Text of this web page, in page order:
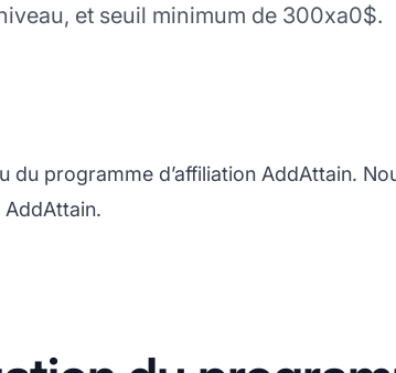
et seuil minimum de 300xa0$.
du programme d’affiliation AddAttain.
AddAttain.